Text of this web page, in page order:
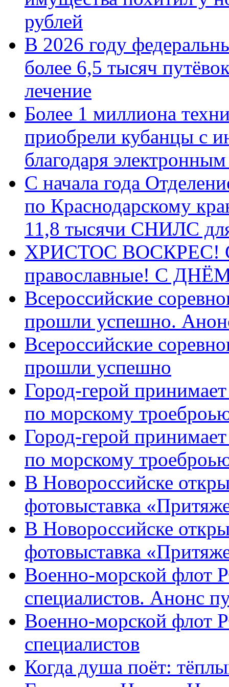
рублей
В 2026 году
более 6,5 тысяч
лечение
Более 1 миллиона
приобрели кубанцы с
благодаря
С начала года
по Краснодарскому
11,8 тысячи СНИЛС
ХРИСТОС ВОСКРЕС! С
православные! C
Всероссийские
прошли успешно.
Всероссийские
прошли успешно
Город-герой
по морскому
Город-герой
по морскому
В Новороссийске
фотовыставка
В Новороссийске
фотовыставка
Военно-морской флот
специалистов. Анонс
Военно-морской флот
специалистов
Когда душа поёт: